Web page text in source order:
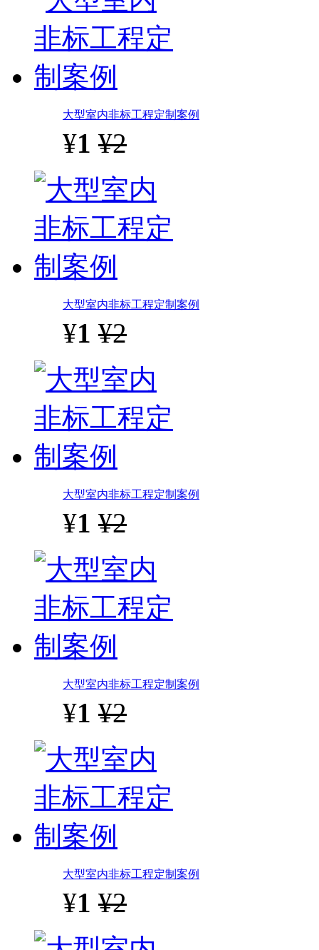
大型室内非标工程定制案例
¥1 ¥2
大型室内非标工程定制案例
¥1 ¥2
大型室内非标工程定制案例
¥1 ¥2
大型室内非标工程定制案例
¥1 ¥2
大型室内非标工程定制案例
¥1 ¥2